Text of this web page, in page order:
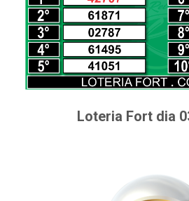
Loteria Fort dia